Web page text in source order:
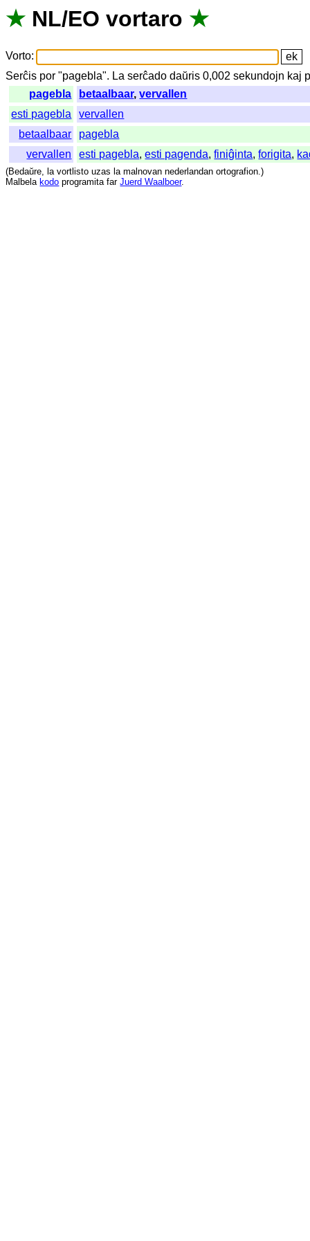
★ NL/EO vortaro ★
Vorto:
Serĉis por "pagebla". La serĉado daŭris 0,002sekundojn kaj
pagebla
betaalbaar,vervallen
esti pagebla
vervallen
betaalbaar
pagebla
vervallen
esti pagebla,esti pagenda,finiĝinta,forigita,
(Bedaŭre, la vortlisto uzas la malnovan nederlandan ortografion.)
Malbela kodo programita far Juerd Waalboer.